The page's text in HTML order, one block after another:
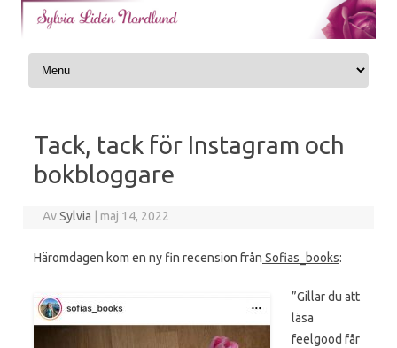
Skip to content
Tack, tack för Instagram och
bokbloggare
AvSylvia maj 14, 2022
Häromdagen kom en ny fin recension från Sofias_books:
”Gillar du att
läsa
feelgood får